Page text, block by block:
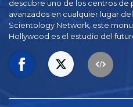
descubre uno de los centros de
avanzados en cualquier lugar
Scientology Network, este
Hollywood es el estudio del